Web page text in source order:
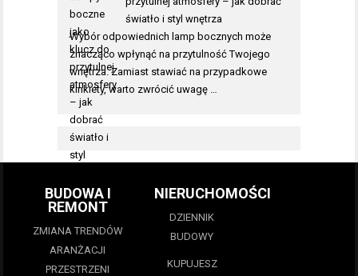
światło i styl wnętrza
Wybór odpowiednich lamp bocznych może
znacząco wpłynąć na przytulność Twojego
wnętrza. Zamiast stawiać na przypadkowe
kinkiety, warto zwrócić uwagę …
BUDOWA I
REMONT
ZMIANA TRENDÓW
ARANŻACJI
PRZESTRZENI
NIERUCHOMOŚCI
DZIENNIK
BUDOWY
KUPUJESZ